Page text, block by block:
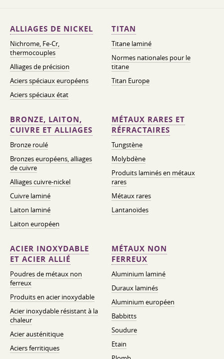
ALLIAGES DE NICKEL
Nichrome, Fe-Cr,
thermocouples
Alliages de précision
Aciers spéciaux européens
Aciers spéciaux état
TITAN
Titane laminé
Normes nationales pour le
titane
Titan Europe
BRONZE, LAITON,
CUIVRE ET ALLIAGES
Bronze roulé
Bronzes européens, alliages
de cuivre
Alliages cuivre-nickel
Cuivre laminé
Laiton laminé
Laiton européen
MÉTAUX RARES ET
RÉFRACTAIRES
Tungstène
Molybdène
Produits laminés en métaux
rares
Métaux rares
Lantanoïdes
ACIER INOXYDABLE
ET ACIER ALLIÉ
Poudres de métaux non
ferreux
Produits en acier inoxydable
Acier inoxydable résistant à la
chaleur
Acier austénitique
Aciers ferritiques
MÉTAUX NON
FERREUX
Aluminium laminé
Duraux laminés
Aluminium européen
Babbitts
Soudure
Etain